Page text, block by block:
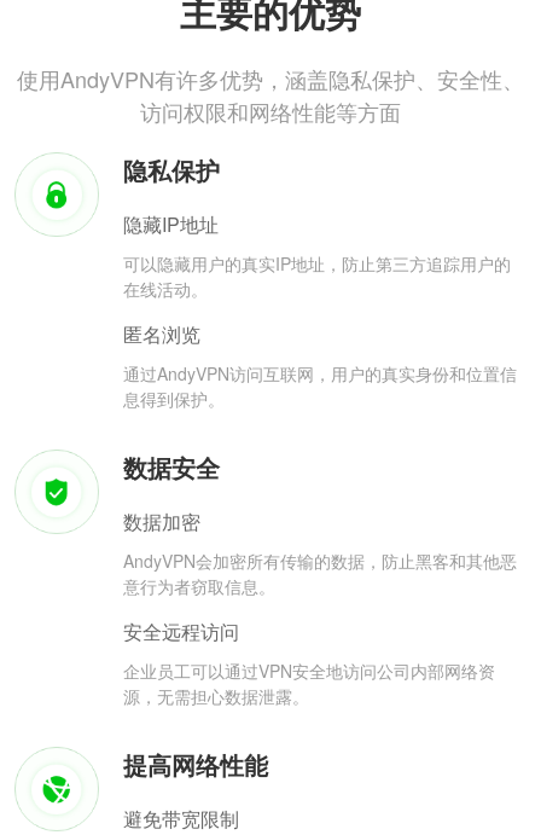
主要的优势
使用AndyVPN有许多优势，涵盖隐私保护、安全性、
访问权限和网络性能等方面
隐私保护
隐藏IP地址
可以隐藏用户的真实IP地址，防止第三方追踪用户的
在线活动。
匿名浏览
通过AndyVPN访问互联网，用户的真实身份和位置信
息得到保护。
数据安全
数据加密
AndyVPN会加密所有传输的数据，防止黑客和其他恶
意行为者窃取信息。
安全远程访问
企业员工可以通过VPN安全地访问公司内部网络资
源，无需担心数据泄露。
提高网络性能
避免带宽限制